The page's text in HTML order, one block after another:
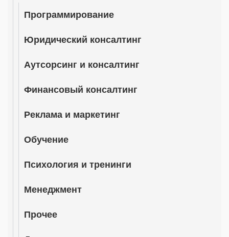
Программирование
Юридический консалтинг
Аутсорсинг и консалтинг
Финансовый консалтинг
Реклама и маркетинг
Обучение
Психология и тренинги
Менеджмент
Прочее